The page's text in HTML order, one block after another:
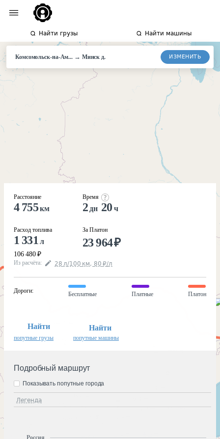
Найти грузы Найти машины
Комсомольск-на-Ам... → Минск д. ИЗМЕНИТЬ
Расстояние
4 755км
Расход топлива
1 331 л
106 480 ₽
Время
2 дн 20 ч
За Платон
23 964₽
Из расчёта: 28 л/100 км, 80 ₽/л
Дороги:
Бесплатные Платные Платон
Найти
попутные грузы
Найти
попутные машины
Подробный маршрут
Легенда
Показывать попутные города
Россия